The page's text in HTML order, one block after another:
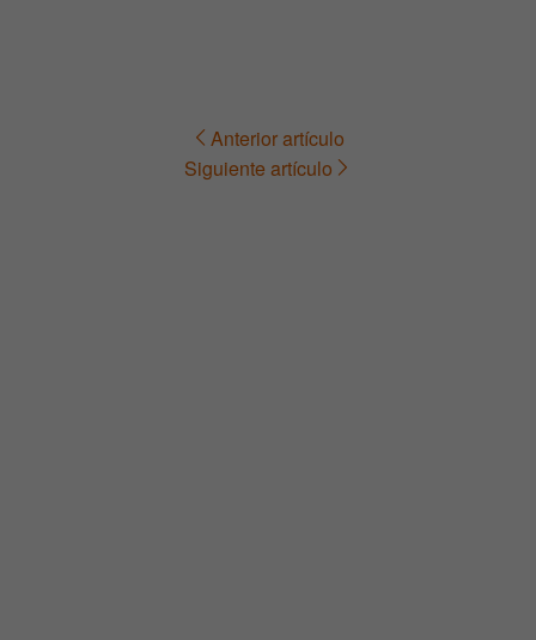
Navegación Anterior artículo
Siguiente artículo